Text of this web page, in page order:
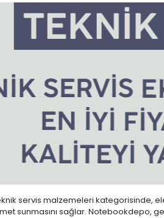
servis malzemeleri kategorisinde,
sunmasını sağlar. Notebookdepo,